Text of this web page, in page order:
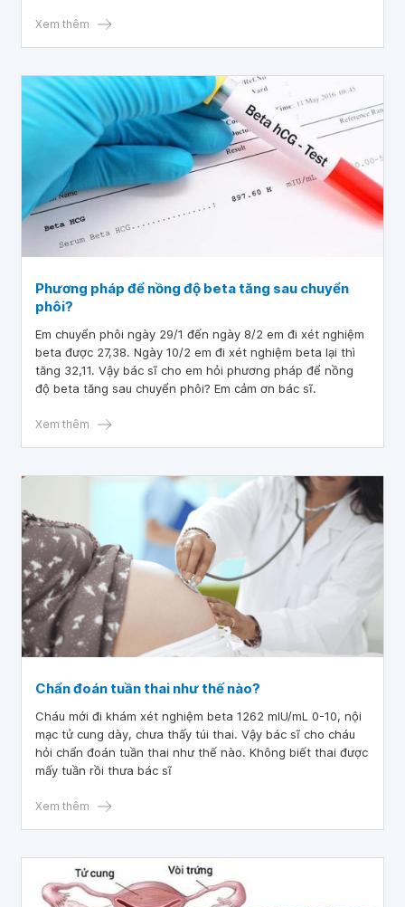
hỏi, em bị ra máu khi mang thai 5 tuần và kết quả xét
bác sĩ!
Xem thêm
Phương pháp để nồng độ beta tăng sau chuyển
phôi?
Em chuyển phôi ngày 29/1 đến ngày 8/2 em đi xét nghiệm
beta được 27,38. Ngày 10/2 em đi xét nghiệm beta lại thì
tăng 32,11. Vậy bác sĩ cho em hỏi phương pháp để nồng
độ beta tăng sau chuyển phôi? Em cảm ơn bác sĩ.
Xem thêm
Chẩn đoán tuần thai như thế nào?
Cháu mới đi khám xét nghiệm beta 1262 mIU/mL 0-10, nội
mạc tử cung dày, chưa thấy túi thai. Vậy bác sĩ cho cháu
hỏi chẩn đoán tuần thai như thế nào. Không biết thai được
mấy tuần rồi thưa bác sĩ
Xem thêm